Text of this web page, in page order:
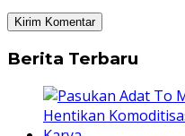
Berita Terbaru